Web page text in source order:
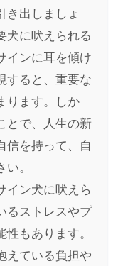
き出しましょ
犬に吠えられる
インに耳を傾け
すると、重要な
ります。しか
とで、人生の新
信を持って、自
。
イン犬に吠えら
るストレスやプ
もあります。
えている負担や